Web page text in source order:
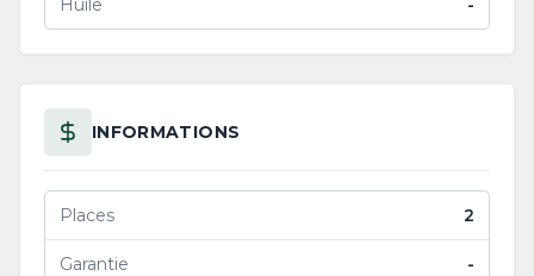
Huile -
INFORMATIONS
Places 2
Garantie -